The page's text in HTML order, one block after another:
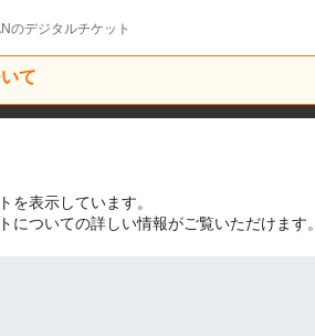
のデジタルチケット
て
を表示しています。
についての詳しい情報がご覧いただけます。